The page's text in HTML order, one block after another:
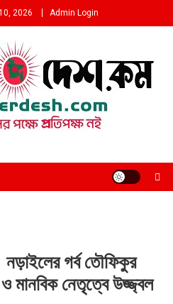
2026 Admin Login
গর্ব তৌফিকুর
মানবিক নেতৃত্বে উজ্জ্বল